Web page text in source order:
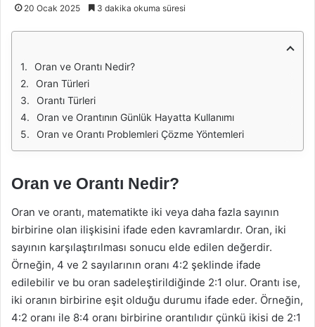
20 Ocak 2025 3 dakika okuma süresi
Oran ve Orantı Nedir?
Oran Türleri
Orantı Türleri
Oran ve Orantının Günlük Hayatta Kullanımı
Oran ve Orantı Problemleri Çözme Yöntemleri
Oran ve Orantı Nedir?
Oran ve orantı, matematikte iki veya daha fazla sayının
birbirine olan ilişkisini ifade eden kavramlardır. Oran, iki
sayının karşılaştırılması sonucu elde edilen değerdir.
Örneğin, 4 ve 2 sayılarının oranı 4:2 şeklinde ifade
edilebilir ve bu oran sadeleştirildiğinde 2:1 olur. Orantı ise,
iki oranın birbirine eşit olduğu durumu ifade eder. Örneğin,
4:2 oranı ile 8:4 oranı birbirine orantılıdır çünkü ikisi de 2:1